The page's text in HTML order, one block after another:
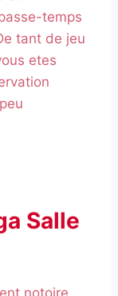
temps
tant de jeu
etes
Salle